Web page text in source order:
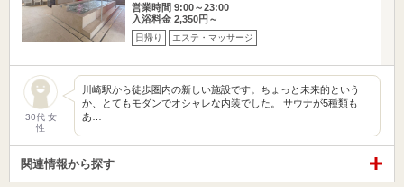
営業時間 9:00～23:00
入浴料金 2,350円～
日帰り エステ・マッサージ
30代 女
性
川崎駅から徒歩圏内の新しい施設です。ちょっと未来的という
か、とてもモダンでオシャレな内装でした。 サウナが5種類も
あ…
関連情報から探す